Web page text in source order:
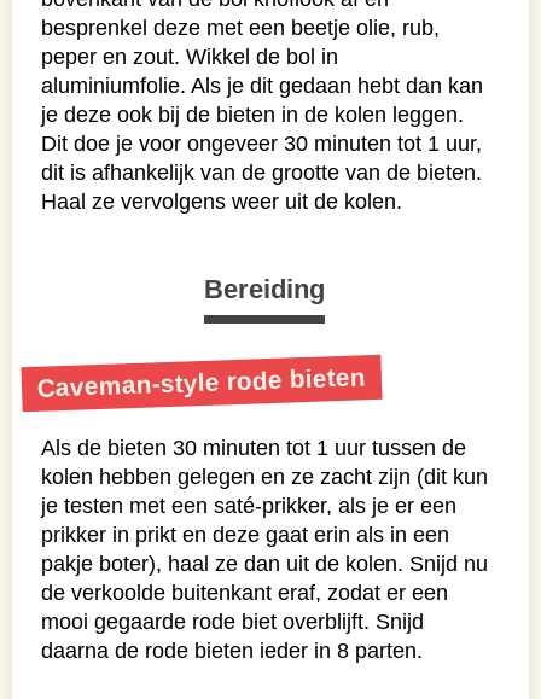
besprenkel deze met een beetje olie, rub,
peper en zout. Wikkel de bol in
aluminiumfolie. Als je dit gedaan hebt dan kan
je deze ook bij de bieten in de kolen leggen.
Dit doe je voor ongeveer 30 minuten tot 1 uur,
dit is afhankelijk van de grootte van de bieten.
Haal ze vervolgens weer uit de kolen.
Bereiding
Caveman-style rode bieten
Als de bieten 30 minuten tot 1 uur tussen de
kolen hebben gelegen en ze zacht zijn (dit kun
je testen met een saté-prikker, als je er een
prikker in prikt en deze gaat erin als in een
pakje boter), haal ze dan uit de kolen. Snijd nu
de verkoolde buitenkant eraf, zodat er een
mooi gegaarde rode biet overblijft. Snijd
daarna de rode bieten ieder in 8 parten.